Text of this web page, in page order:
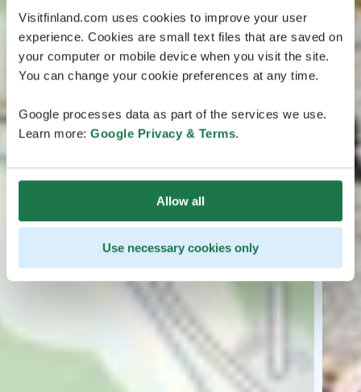
Visitfinland.com uses cookies to improve your user
experience. Cookies are small text files that are saved on
your computer or mobile device when you visit the site.
You can change your cookie preferences at any time.
Google processes data as part of the services we use.
Learn more: Google Privacy & Terms.
Allow all
Use necessary cookies only